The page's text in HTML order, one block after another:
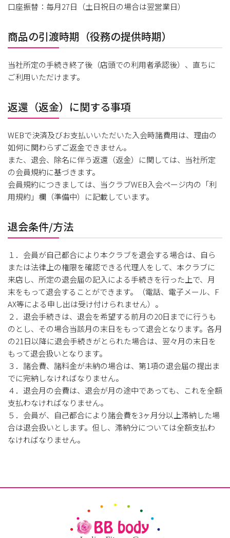
口座振替：毎月27日（土日祝日の場合は翌営業日）
商品の引渡時期（役務の提供時期）
当社所定の手続き終了後（店頭での利用者承認後）、直ちに
ご利用いただけます。
返還（返金）に関する事項
WEBで決済及びお支払いいただいた入会時諸費用は、理由の
如何に関わらずご返金できません。
また、退会、除名に伴う返還（返金）に関しては、当社所定
の会員規約に基づきます。
会員規約につきましては、当クラブWEB入会ページ内の「利
用規約」欄（準備中）に記載しています。
退会条件/方法
１．会員が自己都合により本クラブを退会する場合は、自ら
または法律上の権限を確認できる代理人をして、本クラブに
来店し、所定の退会届の記入による手続きを行った上で、月
末をもって退会することができます。（電話、電子メール、F
AX等による申し出は受け付けられません）。
２．退会手続きは、退会を希望する前月の20日までに行うも
のとし、その場合当該月の末日をもって退会となります。各月
の21日以降に退会手続きがとられた場合は、翌々月の末日を
もって退会扱いとなります。
３．諸会費、諸料金が未納の場合は、第1項の退会届の提出ま
でに完納しなければなりません。
４．退会月の会費は、退会が月の途中であっても、これを全額
支払わなければなりません。
５．会員が、自己都合により諸会費を3ヶ月分以上滞納した場
合は退会扱いとします。但し、滞納分については全額支払わ
なければなりません。